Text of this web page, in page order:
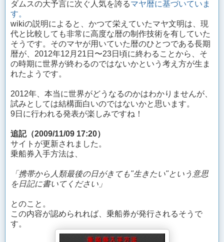
ダムスの大予言に次ぐ人気を誇るマヤ暦に基づいていま
す。
wikiの説明によると、かつて栄えていたマヤ文明は、現
代と比較しても非常に高度な暦の制作技術を有していた
そうです。そのマヤが用いていた暦のひとつである長期
暦が、2012年12月21日〜23日頃に終わることから、そ
の時期に世界が終わるのではないかという考え方が生ま
れたようです。
2012年、本当に世界がどうなるのかはわかりませんが、
試みとしては結構面白いのではないかと思います。
9日に行われる発表が楽しみですね！
追記（2009/11/09 17:20）
サイトが更新されました。
乗船券入手方法は、
「携帯から人類最後の日がきても"生きたい"という意思
を日記に書いてください」
とのこと。
この内容が認められれば、乗船券が発行されるそうで
す。